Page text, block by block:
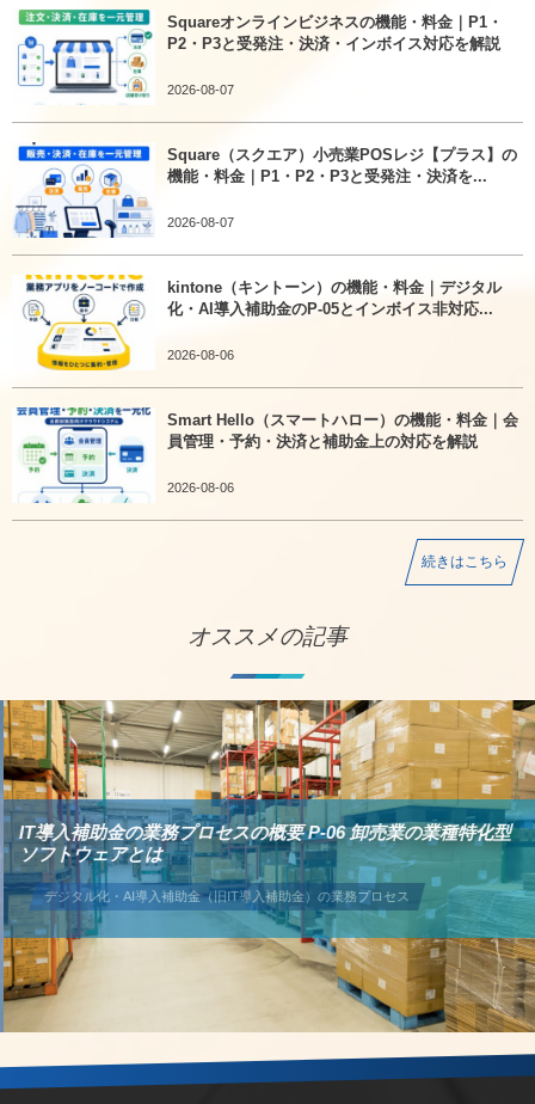
Squareオンラインビジネスの機能・料金｜P1・
P2・P3と受発注・決済・インボイス対応を解説
2026-08-07
Square（スクエア）小売業POSレジ【プラス】の
機能・料金｜P1・P2・P3と受発注・決済を...
2026-08-07
kintone（キントーン）の機能・料金｜デジタル
化・AI導入補助金のP-05とインボイス非対応...
2026-08-06
Smart Hello（スマートハロー）の機能・料金｜会
員管理・予約・決済と補助金上の対応を解説
2026-08-06
続きはこちら
オススメの記事
IT導入補助金の業務プロセスの概要 P-06 卸売業の業種特化型
ソフトウェアとは
デジタル化・AI導入補助金（旧IT導入補助金）の業務プロセス 2021-04-04